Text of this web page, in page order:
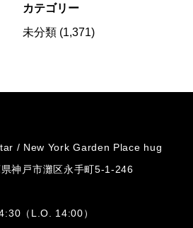
カテゴリー
未分類(1,371)
/ New York Garden Place hug
神戸市灘区永手町5-1-246
（L.O. 14:00）